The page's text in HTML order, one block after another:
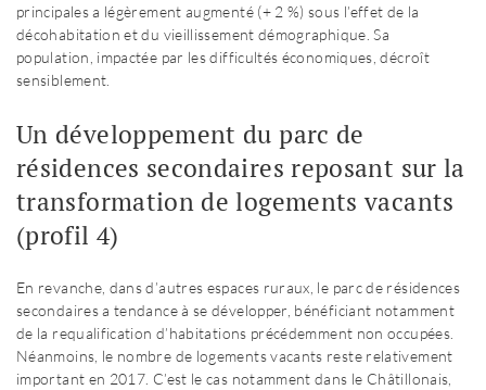
principales a légèrement augmenté (+ 2 %) sous l’effet de la
décohabitation et du vieillissement démographique. Sa
population, impactée par les difficultés économiques, décroît
sensiblement.
Un développement du parc de
résidences secondaires reposant sur la
transformation de logements vacants
(profil 4)
En revanche, dans d’autres espaces ruraux, le parc de résidences
secondaires a tendance à se développer, bénéficiant notamment
de la requalification d’habitations précédemment non occupées.
Néanmoins, le nombre de logements vacants reste relativement
important en 2017. C’est le cas notamment dans le Châtillonais,